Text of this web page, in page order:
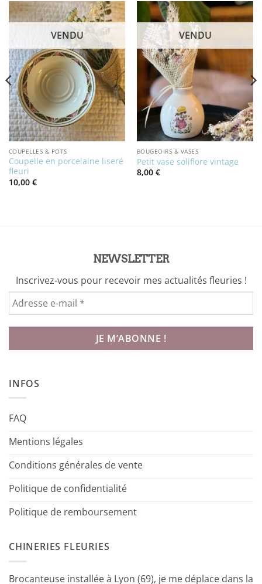
VENDU
COUPELLES & POTS
Coupelle en porcelaine liseré
fleuri
10,00 €
VENDU
BOUGEOIRS & VASES
Petit vase soliflore vintage
8,00 €
NEWSLETTER
Inscrivez-vous pour recevoir mes actualités fleuries !
INFOS
FAQ
Mentions légales
Conditions générales de vente
Politique de confidentialité
Politique de remboursement
CHINERIES FLEURIES
Brocanteuse installée à Lyon (69), je me déplace dans la